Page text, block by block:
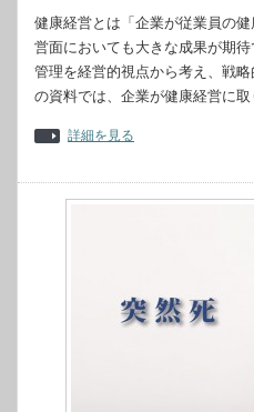
健康経営とは「企業が従業員の
営面においても大きな成果が期
管理を経営的視点から考え、戦
の資料では、企業が健康経営に取
詳細を見る